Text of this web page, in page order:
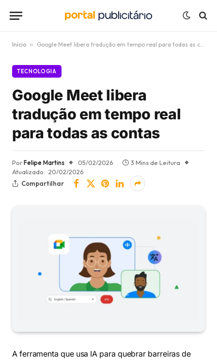
Início » Google Meet libera tradução em tempo real para todas as contas
TECNOLOGIA
Google Meet libera
tradução em tempo real
para todas as contas
PorFelipe Martins 05/02/2026
3 Mins de Leitura
Atualizado: 20/02/2026
Compartilhar
A ferramenta que usa IA para quebrar barreiras de